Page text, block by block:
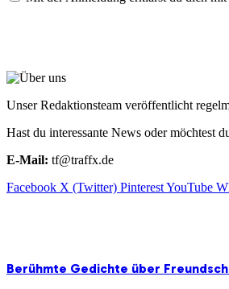
Unser Redaktionsteam veröffentlicht
Hast du interessante News oder möchtest
E-Mail: tf@traffx.de
Facebook X (Twitter) PinterestYouTube
Berühmte Gedichte über